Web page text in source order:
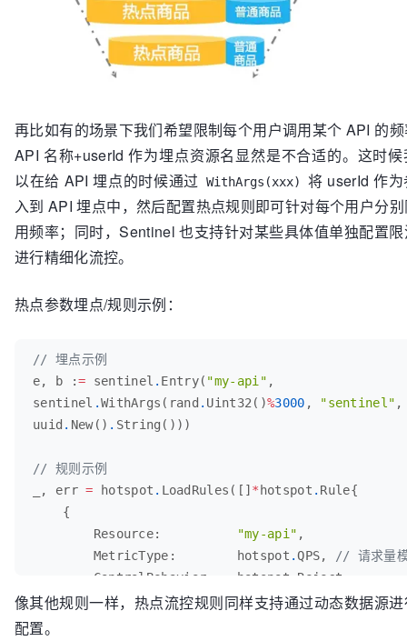
再比如有的场景下我们希望限制每个用户调用某个 API 的
API 名称+userId 作为埋点资源名显然是不合适的。这时
以在给 API 埋点的时候通过
WithArgs(xxx)
将 userId 作
入到 API 埋点中，然后配置热点规则即可针对每个用户分
用频率；同时，Sentinel 也支持针对某些具体值单独配置
进行精细化流控。
热点参数埋点/规则示例：
// 埋点示例
e, b := sentinel . Entry( "my-api"
sentinel .WithArgs ( rand . Uint32 ()%3000 , "sentinel"
uuid . New() . String
// 规则示例
, err = hotspot . LoadRules ([]*hotspot . Rule
Resource: "my-api"
MetricType : hotspot .QPS,
// 请求量
ControlBehavior
hotspot Reject
ParamIndex: 0, // 参数索引，0 即为第
参数
像其他规则一样，热点流控规则同样支持通过动态数据源
配置。